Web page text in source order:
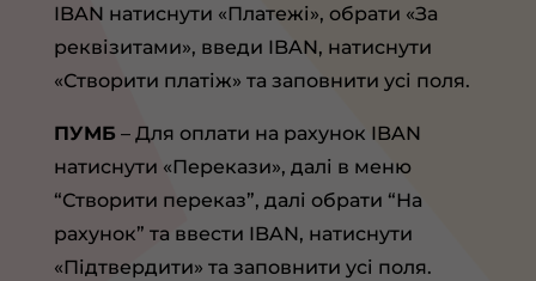
IBAN натиснути «Платежі», обрати «За
реквізитами», введи IBAN, натиснути
«Створити платіж» та заповнити усі поля.
ПУМБ – Для оплати на рахунок IBAN
натиснути «Перекази», далі в меню
“Створити переказ”, далі обрати “На
рахунок” та ввести IBAN, натиснути
«Підтвердити» та заповнити усі поля.